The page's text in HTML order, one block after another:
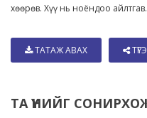
хөөрөв. Хүү нь ноёндоо
ТАТАЖ АВАХ
ТА ҮҮНИЙГ